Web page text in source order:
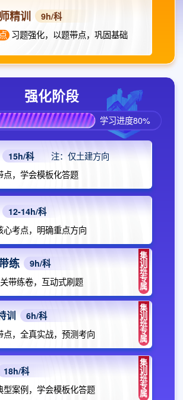
精训
9h/科
习题强化，以题带点，巩固基础
强化阶段
学习进度80%
15h/科
注：仅土建方向
点，学会模板化答题
12-14h/科
心考点，明确重点方向
练
9h/科
带练卷，互动式刷题
集
训
班
专
属
训
6h/科
点，全真实战，预测考向
集
训
班
专
属
18h/科
型案例，学会模板化答题
集
训
班
专
属